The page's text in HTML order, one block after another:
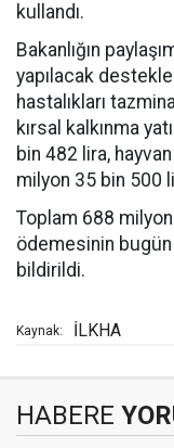
kullandı.
Bakanlığın
yapılacak
hastalıkları
kırsal kalkınma
bin 482 lira,
milyon 35 bin 500
Toplam 688
ödemesinin bugün
bildirildi.
Kaynak: İLKHA
HABERE